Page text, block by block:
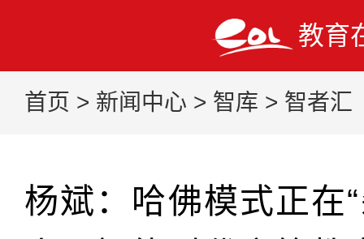
教育
首页 > 新闻中心 > 智库 > 智者汇
杨斌：哈佛模式正在